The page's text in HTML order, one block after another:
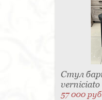
Стул
57 000